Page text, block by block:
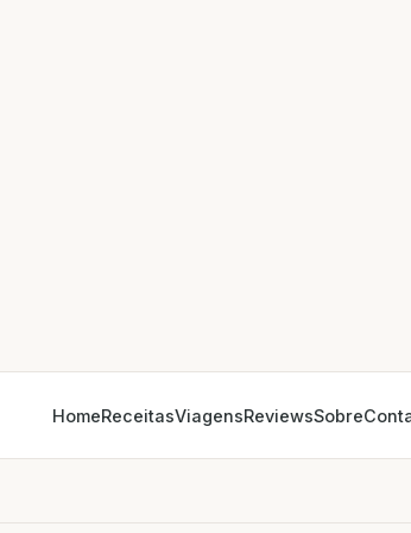
HomeReceitasViagensReviewsSobre